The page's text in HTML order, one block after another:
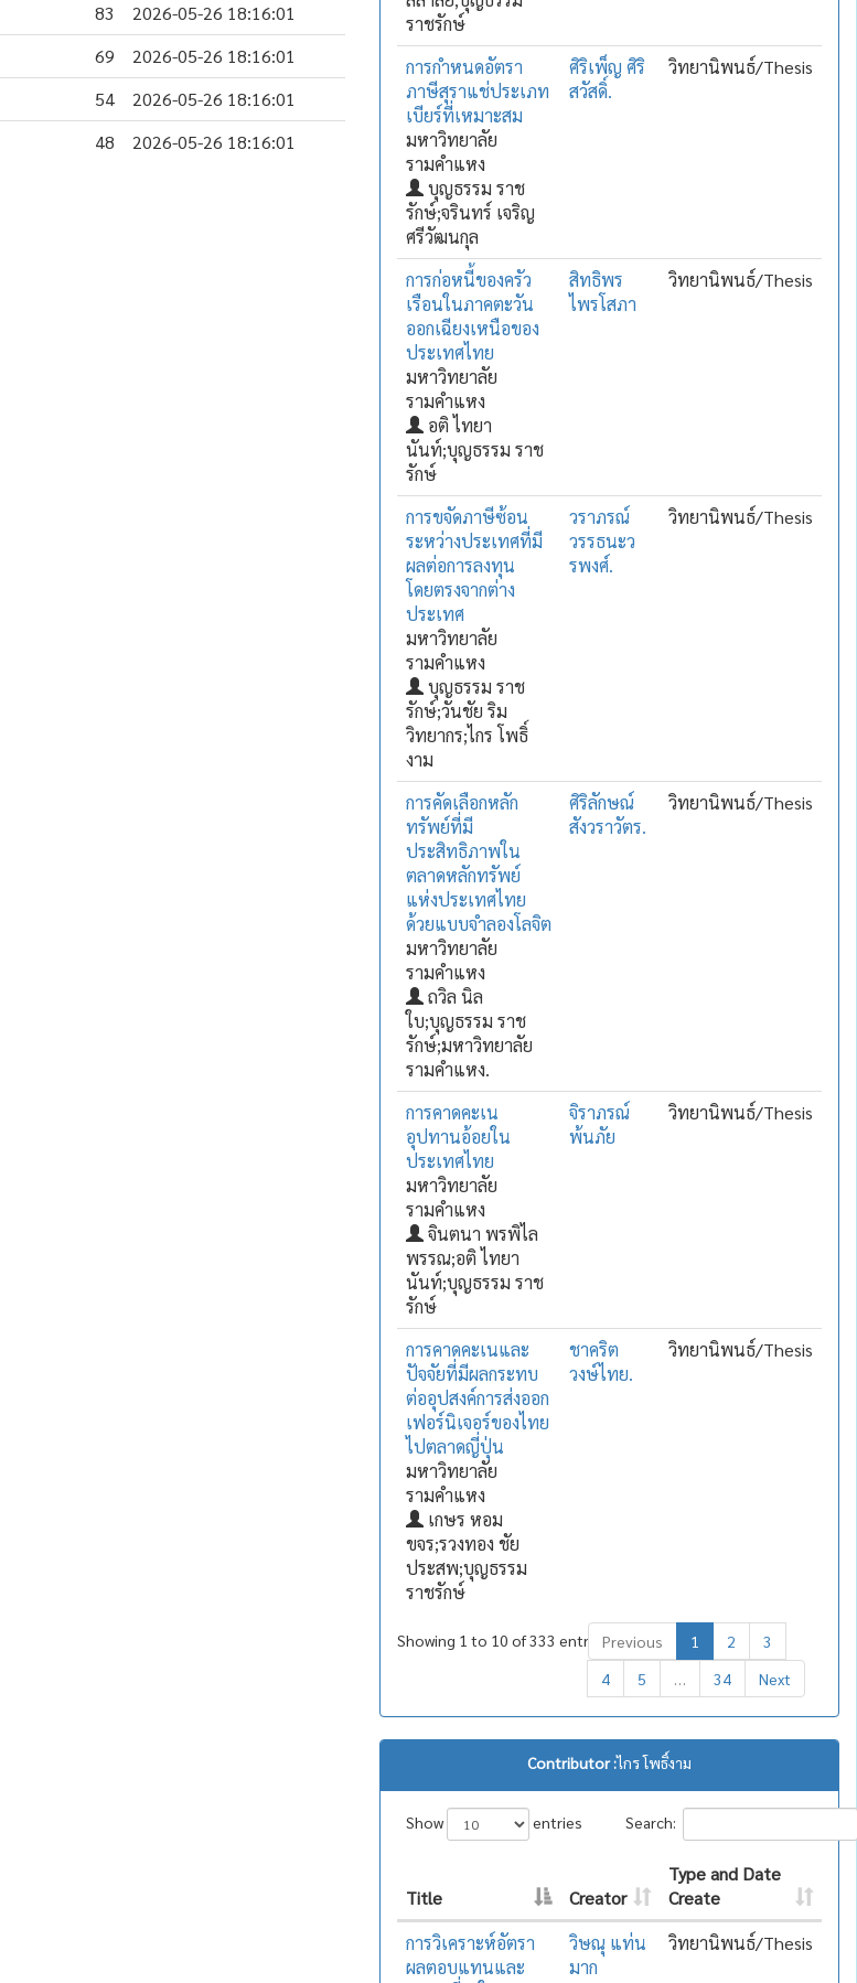
83
2026-05-26 18:16:01
69
2026-05-26 18:16:01
54
2026-05-26 18:16:01
48 2026-05-26 18:16:01
ราชรักษ์
การกำหนดอัตรา
ภาษีสุราแช่ประเภท
เบียร์ที่เหมาะสม
มหาวิทยาลัย
รามคำแหง
บุญธรรม ราช
รักษ์;จรินทร์ เจริญ
ศรีวัฒนกุล
ศิริเพ็ญ ศิริ
สวัสดิ์.
วิทยานิพนธ์/Thesis
การก่อหนี้ของครัว
เรือนในภาคตะวัน
ออกเฉียงเหนือของ
ประเทศไทย
มหาวิทยาลัย
รามคำแหง
อติ ไทยา
นันท์;บุญธรรม ราช
รักษ์
สิทธิพร
ไพรโสภา
วิทยานิพนธ์/Thesis
การขจัดภาษีซ้อน
ระหว่างประเทศที่มี
ผลต่อการลงทุน
โดยตรงจากต่าง
ประเทศ
มหาวิทยาลัย
รามคำแหง
บุญธรรม ราช
รักษ์;วันชัย ริม
วิทยากร;ไกร โพธิ์
งาม
วราภรณ์
วรรธนะว
รพงศ์.
วิทยานิพนธ์/Thesis
การคัดเลือกหลัก
ทรัพย์ที่มี
ประสิทธิภาพใน
ตลาดหลักทรัพย์
แห่งประเทศไทย
ด้วยแบบจำลองโลจิต
มหาวิทยาลัย
รามคำแหง
ถวิล นิล
ใบ;บุญธรรม ราช
รักษ์;มหาวิทยาลัย
รามคำแหง.
ศิริลักษณ์
สังวราวัตร.
วิทยานิพนธ์/Thesis
การคาดคะเน
อุปทานอ้อยใน
ประเทศไทย
มหาวิทยาลัย
รามคำแหง
จินตนา พรพิไล
พรรณ;อติ ไทยา
นันท์;บุญธรรม ราช
รักษ์
จิราภรณ์
พ้นภัย
วิทยานิพนธ์/Thesis
การคาดคะเนและ
ปัจจัยที่มีผลกระทบ
ต่ออุปสงค์การส่งออก
เฟอร์นิเจอร์ของไทย
ไปตลาดญี่ปุ่น
มหาวิทยาลัย
รามคำแหง
เกษร หอม
ขจร;รวงทอง ชัย
ประสพ;บุญธรรม
ราชรักษ์
ชาคริต
วงษ์ไทย.
วิทยานิพนธ์/Thesis
Showing 1 to 10 of 333 entriesPrevious 1 2
3
4
5 … 34 Next
Contributor :ไกร โพธิ์งาม
Show entries Search:
Title Creator
Type and Date
Create
การวิเคราะห์อัตรา
ผลตอบแทนและ
วิษณุ แท่น
มาก
วิทยานิพนธ์/Thesis